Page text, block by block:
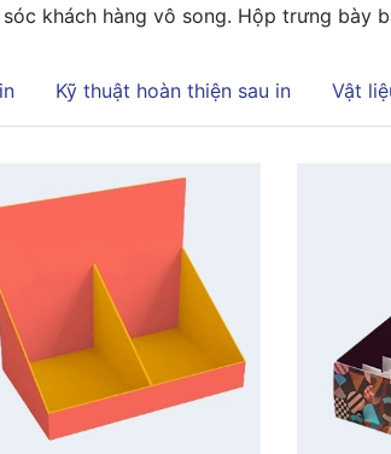
khách hàng vô song. Hộp trưng bày
Kỹ thuật hoàn thiện sau in Vật